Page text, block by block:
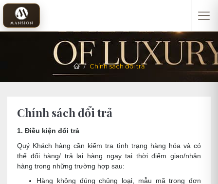
Chính sách đổi trả
Chính sách đổi trả
1. Điều kiện đổi trả
Quý Khách hàng cần kiểm tra tình trạng hàng hóa và có
thể đổi hàng/ trả lại hàng ngay tại thời điểm giao/nhận
hàng trong những trường hợp sau:
Hàng không đúng chủng loại, mẫu mã trong đơn